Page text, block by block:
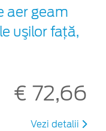
aer geam
uşilor faţă,
€ 72,66
Vezi detalii